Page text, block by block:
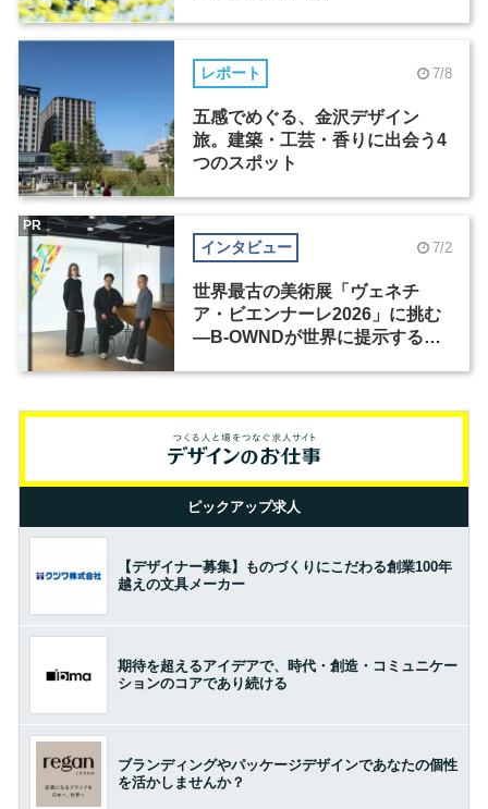
レポート 7/8
五感でめぐる、金沢デザイン
旅。建築・工芸・香りに出会う4
つのスポット
インタビュー 7/2
世界最古の美術展「ヴェネチ
ア・ビエンナーレ2026」に挑む
―B-OWNDが世界に提示する美
PR
ピックアップ求人
【デザイナー募集】ものづくりにこだわる創業100年
越えの文具メーカー
期待を超えるアイデアで、時代・創造・コミュニケー
ションのコアであり続ける
ブランディングやパッケージデザインであなたの個性
を活かしませんか？